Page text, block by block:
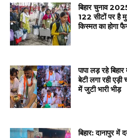
बिहार चुनाव
122 सीटों पर है
किस्मत का होगा
पापा लड़ रहे
बेटी लगा रही एड़ी
में जुटी भारी भीड़
बिहार: दानापुर में